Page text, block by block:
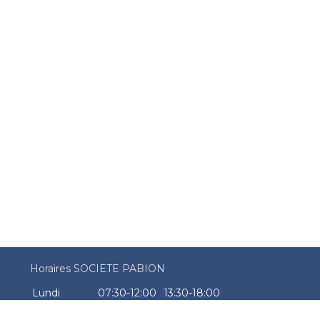
Horaires SOCIETE PABION
Lundi
07:30-12:00
13:30-18:00